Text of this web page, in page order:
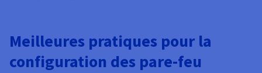
Meilleures pratiques pour la
configuration des pare-feu